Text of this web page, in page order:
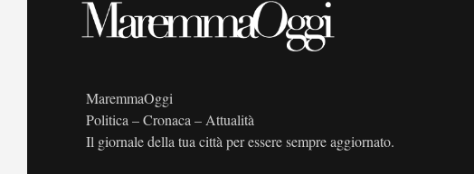
MaremmaOggi
Politica – Cronaca – Attualità
Il giornale della tua città per essere sempre aggiornato.